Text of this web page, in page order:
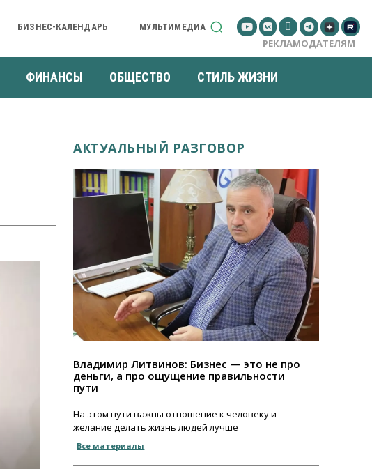
БИЗНЕС-КАЛЕНДАРЬ МУЛЬТИМЕДИА
РЕКЛАМОДАТЕЛЯМ
ФИНАНСЫ ОБЩЕСТВО СТИЛЬ ЖИЗНИ
АКТУАЛЬНЫЙ РАЗГОВОР
Владимир Литвинов: Бизнес — это не про
деньги, а про ощущение правильности
пути
На этом пути важны отношение к человеку и
желание делать жизнь людей лучше
Все материалы